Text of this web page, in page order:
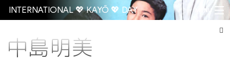
INTERNATIONAL 💖 KAYŌ 💖 DAY MENU
中島明美